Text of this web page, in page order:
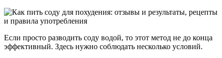
Если просто разводить соду водой, то этот метод не до конца
эффективный. Здесь нужно соблюдать несколько условий.